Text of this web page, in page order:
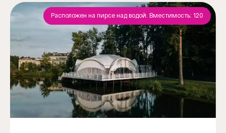
Расположен на пирсе над водой. Вместимость: 120